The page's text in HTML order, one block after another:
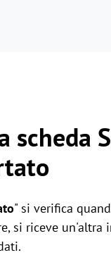
" si verifica
si riceve un'altra